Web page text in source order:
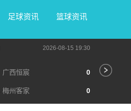
足球资讯 篮球资讯
2026-08-15 19:30
广西恒宸 0
梅州客家 0